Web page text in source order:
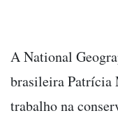
A National
brasileira Patrícia
trabalho na